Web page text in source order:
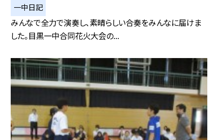
一中日記
みんなで全力で演奏し、素晴らしい合奏をみんなに届けま
した。目黒一中合同花火大会の...